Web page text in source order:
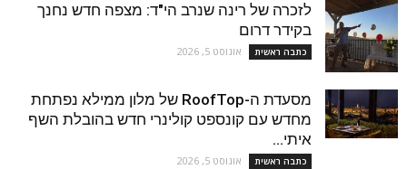
לזכרה של רינה שנרב הי"ד: מצפה חדש נחנך
בקידר דרום
כתבה ראשית אוגוסט 5, 2026
מסעדת ה-RoofTop של מלון ממילא נפתחת
מחדש עם קונספט קולינרי חדש בהובלת השף
איתי...
כתבה ראשית אוגוסט 5, 2026